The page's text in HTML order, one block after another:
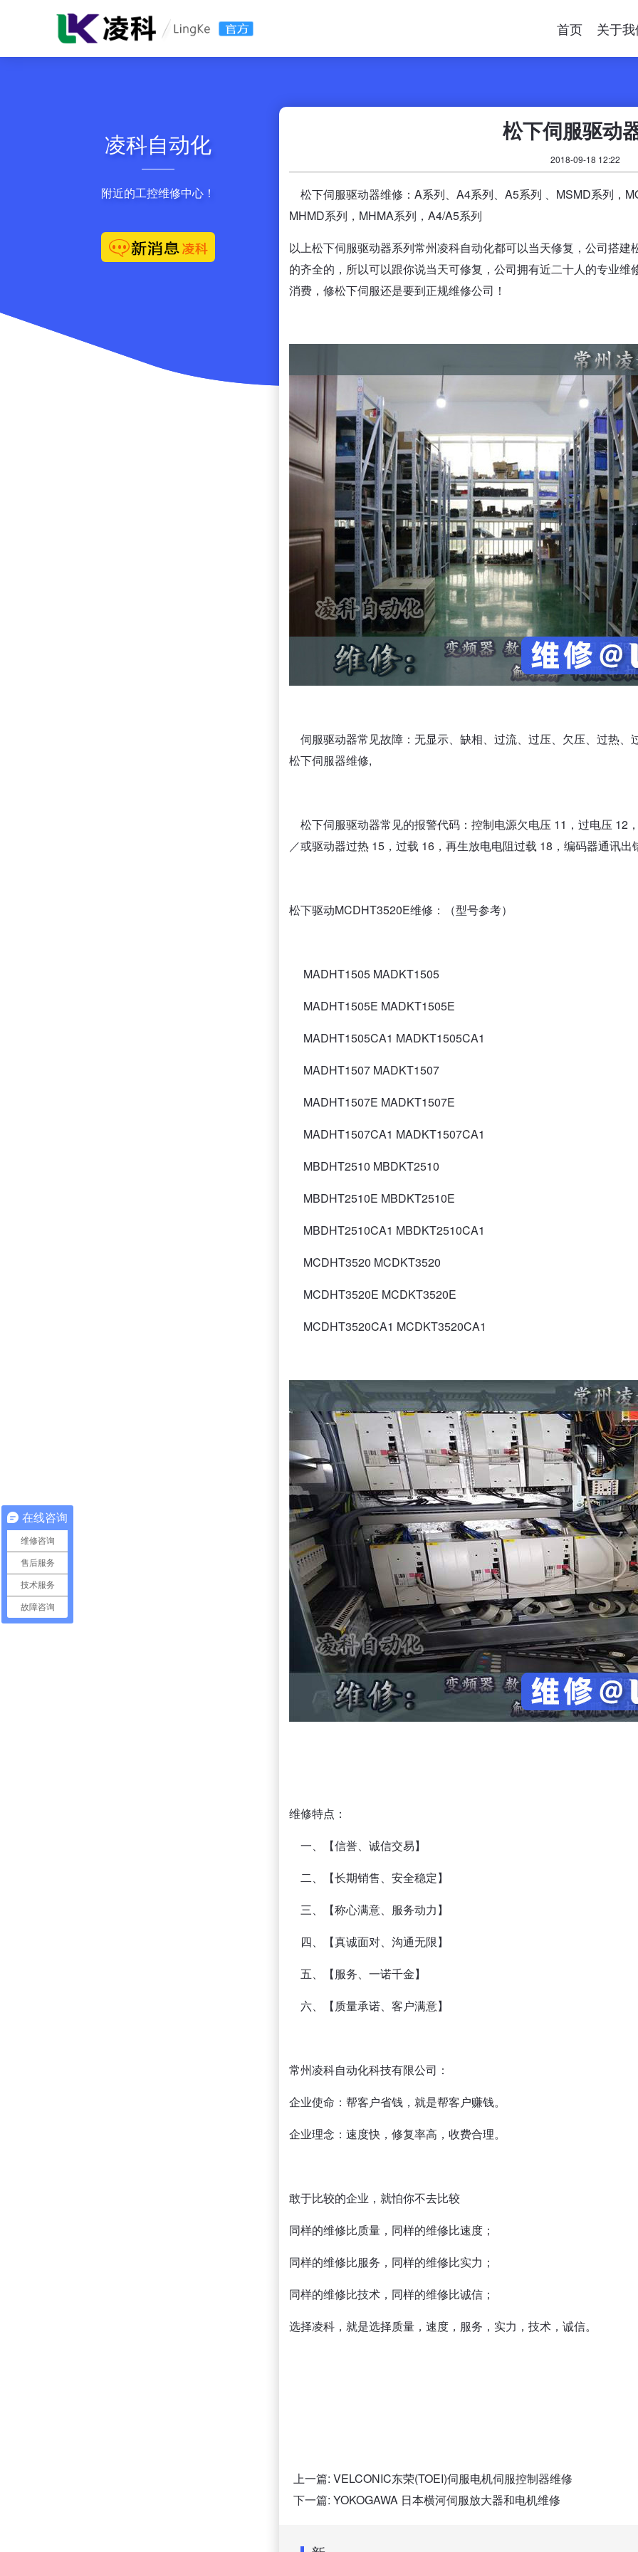
首页 关于
凌科自动化
附近的工控维修中心！
松下伺服驱动
2018-09-18 12:22
松下伺服驱动器维修：A系列、A4系列、A5系列 、MSMD系列，
MHMD系列，MHMA系列，A4/A5系列
以上松下伺服驱动器系列常州凌科自动化都可以当天修复，公司搭
的齐全的，所以可以跟你说当天可修复，公司拥有近二十人的专业
消费，修松下伺服还是要到正规维修公司！
伺服驱动器常见故障：无显示、缺相、过流、过压、欠压、过热
松下伺服器维修,
松下伺服驱动器常见的报警代码：控制电源欠电压 11，过电压 12
／或驱动器过热 15，过载 16，再生放电电阻过载 18，编码器通讯
松下驱动MCDHT3520E维修：（型号参考）
MADHT1505 MADKT1505
MADHT1505E MADKT1505E
MADHT1505CA1 MADKT1505CA1
MADHT1507 MADKT1507
MADHT1507E MADKT1507E
MADHT1507CA1 MADKT1507CA1
MBDHT2510 MBDKT2510
MBDHT2510E MBDKT2510E
MBDHT2510CA1 MBDKT2510CA1
MCDHT3520 MCDKT3520
MCDHT3520E MCDKT3520E
MCDHT3520CA1 MCDKT3520CA1
维修特点：
一、【信誉、诚信交易】
二、【长期销售、安全稳定】
三、【称心满意、服务动力】
四、【真诚面对、沟通无限】
五、【服务、一诺千金】
六、【质量承诺、客户满意】
常州凌科自动化科技有限公司：
企业使命：帮客户省钱，就是帮客户赚钱。
企业理念：速度快，修复率高，收费合理。
敢于比较的企业，就怕你不去比较
同样的维修比质量，同样的维修比速度；
同样的维修比服务，同样的维修比实力；
同样的维修比技术，同样的维修比诚信；
选择凌科，就是选择质量，速度，服务，实力，技术，诚信。
上一篇: VELCONIC东荣(TOEI)伺服电机伺服控制器维修
下一篇: YOKOGAWA 日本横河伺服放大器和电机维修
在线咨询
维修咨询
售后服务
技术服务
故障咨询